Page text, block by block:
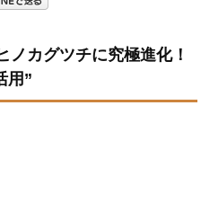
カグツチに究極進化！
用”